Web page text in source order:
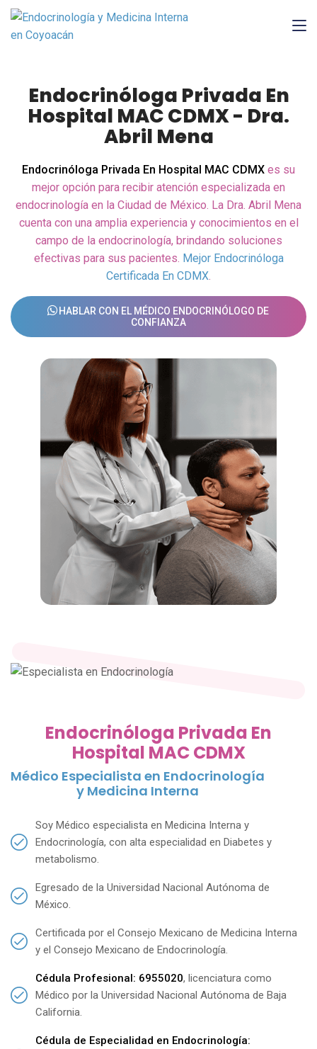
Endocrinóloga Privada En
Hospital MAC CDMX - Dra.
Abril Mena
Endocrinóloga Privada En Hospital MAC CDMX es su
mejor opción para recibir atención especializada en
endocrinología en la Ciudad de México. La Dra. Abril Mena
cuenta con una amplia experiencia y conocimientos en el
campo de la endocrinología, brindando soluciones
efectivas para sus pacientes. Mejor Endocrinóloga
Certificada En CDMX.
HABLAR CON EL MÉDICO ENDOCRINÓLOGO DE
CONFIANZA
Endocrinóloga Privada En
Hospital MAC CDMX
Médico Especialista en Endocrinología
y Medicina Interna
Soy Médico especialista en Medicina Interna y
Endocrinología, con alta especialidad en Diabetes y
metabolismo.
Egresado de la Universidad Nacional Autónoma de
México.
Certificada por el Consejo Mexicano de Medicina Interna
y el Consejo Mexicano de Endocrinología.
Cédula Profesional: 6955020, licenciatura como
Médico por la Universidad Nacional Autónoma de Baja
California.
Cédula de Especialidad en Endocrinología: